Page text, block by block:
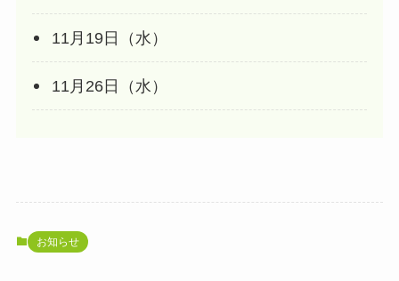
11月19日（水）
11月26日（水）
お知らせ